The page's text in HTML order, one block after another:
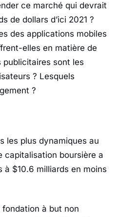
ce marché qui devrait
de dollars d’ici 2021 ?
des applications mobiles
elles en matière de
publicitaires sont les
? Lesquels
?
les plus dynamiques au
capitalisation boursière a
$10.6 milliards en moins
fondation à but non